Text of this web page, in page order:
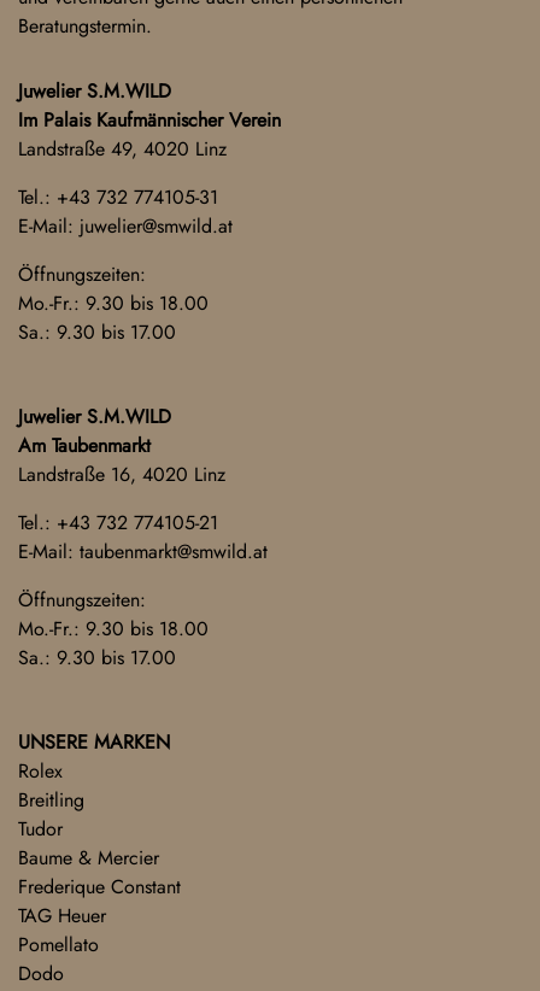
Beratungstermin.
Juwelier S.M.WILD
Im Palais Kaufmännischer Verein
Landstraße 49, 4020 Linz
Tel.: +43 732 774105-31
E-Mail: juwelier@smwild.at
Öffnungszeiten:
Mo.-Fr.: 9.30 bis 18.00
Sa.: 9.30 bis 17.00
Juwelier S.M.WILD
Am Taubenmarkt
Landstraße 16, 4020 Linz
Tel.: +43 732 774105-21
E-Mail: taubenmarkt@smwild.at
Öffnungszeiten:
Mo.-Fr.: 9.30 bis 18.00
Sa.: 9.30 bis 17.00
UNSERE MARKEN
Rolex
Breitling
Tudor
Baume & Mercier
Frederique Constant
TAG Heuer
Pomellato
Dodo